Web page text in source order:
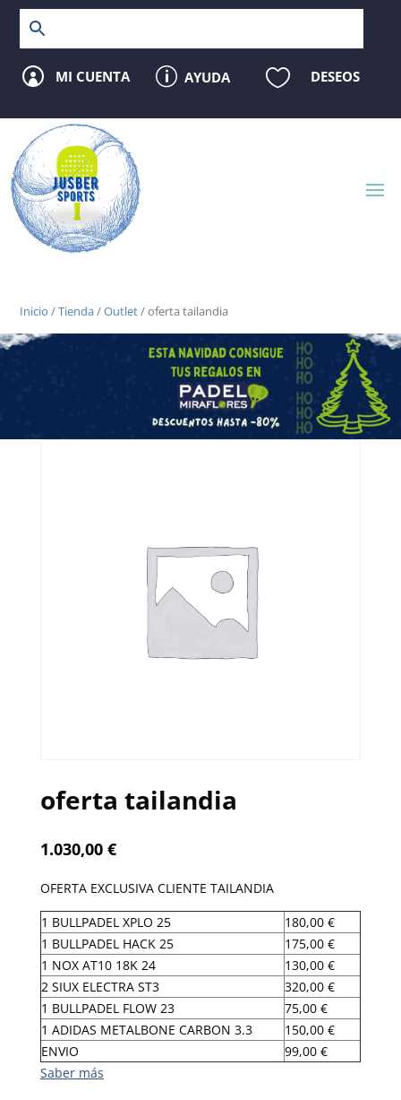
 MI CUENTA p AYUDA  DESEOS
Inicio /Tienda/Outlet/ oferta tailandia
oferta tailandia
1.030,00 €
OFERTA EXCLUSIVA CLIENTE TAILANDIA
1 BULLPADEL XPLO 25
180,00 €
1 BULLPADEL HACK 25
175,00 €
1 NOX AT10 18K 24
130,00 €
2 SIUX ELECTRA ST3
320,00 €
1 BULLPADEL FLOW 23
75,00 €
1 ADIDAS METALBONE CARBON 3.3
150,00 €
ENVIO
99,00 €